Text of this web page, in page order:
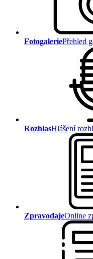
FotogaleriePřehled
RozhlasHlášení
ZpravodajeOnline